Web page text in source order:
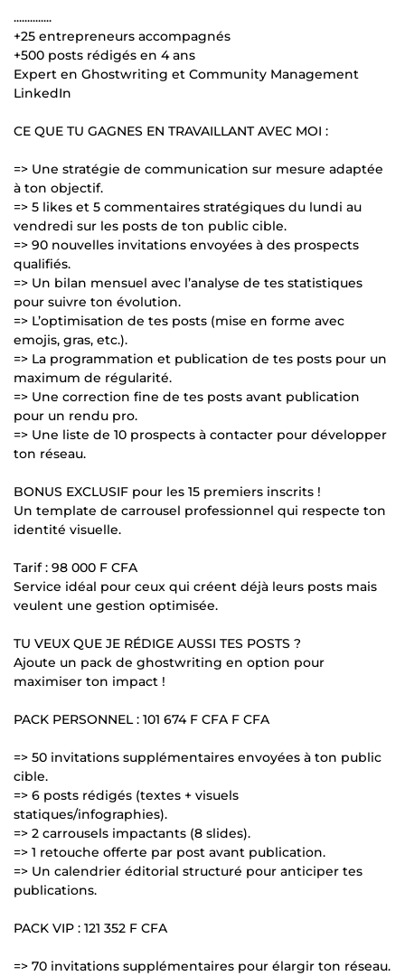
..............
+25 entrepreneurs accompagnés
+500 posts rédigés en 4 ans
Expert en Ghostwriting et Community Management
LinkedIn
CE QUE TU GAGNES EN TRAVAILLANT AVEC MOI :
=> Une stratégie de communication sur mesure adaptée
à ton objectif.
=> 5 likes et 5 commentaires stratégiques du lundi au
vendredi sur les posts de ton public cible.
=> 90 nouvelles invitations envoyées à des prospects
qualifiés.
=> Un bilan mensuel avec l’analyse de tes statistiques
pour suivre ton évolution.
=> L’optimisation de tes posts (mise en forme avec
emojis, gras, etc.).
=> La programmation et publication de tes posts pour un
maximum de régularité.
=> Une correction fine de tes posts avant publication
pour un rendu pro.
=> Une liste de 10 prospects à contacter pour développer
ton réseau.
BONUS EXCLUSIF pour les 15 premiers inscrits !
Un template de carrousel professionnel qui respecte ton
identité visuelle.
Tarif : 98 000 F CFA
Service idéal pour ceux qui créent déjà leurs posts mais
veulent une gestion optimisée.
TU VEUX QUE JE RÉDIGE AUSSI TES POSTS ?
Ajoute un pack de ghostwriting en option pour
maximiser ton impact !
PACK PERSONNEL : 101 674 F CFA F CFA
=> 50 invitations supplémentaires envoyées à ton public
cible.
=> 6 posts rédigés (textes + visuels
statiques/infographies).
=> 2 carrousels impactants (8 slides).
=> 1 retouche offerte par post avant publication.
=> Un calendrier éditorial structuré pour anticiper tes
publications.
PACK VIP : 121 352 F CFA
=> 70 invitations supplémentaires pour élargir ton réseau.